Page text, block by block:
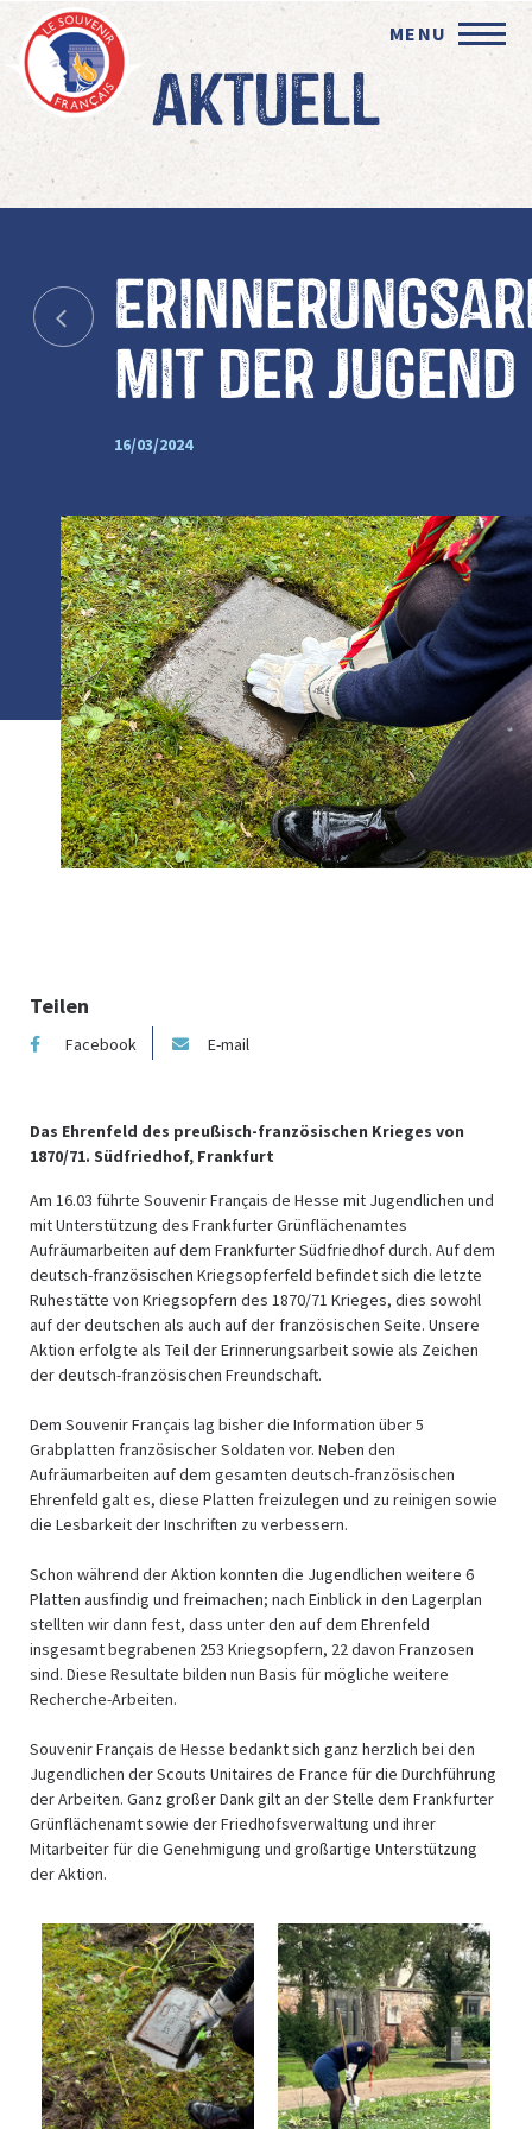
MENU
Aktuell
mit der Jugend
16/03/2024
Teilen
Facebook E-mail
Das Ehrenfeld des preußisch-französischen Krieges von
1870/71. Südfriedhof, Frankfurt
Am 16.03 führte Souvenir Français de Hesse mit Jugendlichen und
mit Unterstützung des Frankfurter Grünflächenamtes
Aufräumarbeiten auf dem Frankfurter Südfriedhof durch. Auf dem
deutsch-französischen Kriegsopferfeld befindet sich die letzte
Ruhestätte von Kriegsopfern des 1870/71 Krieges, dies sowohl
auf der deutschen als auch auf der französischen Seite. Unsere
Aktion erfolgte als Teil der Erinnerungsarbeit sowie als Zeichen
der deutsch-französischen Freundschaft.
Dem Souvenir Français lag bisher die Information über 5
Grabplatten französischer Soldaten vor. Neben den
Aufräumarbeiten auf dem gesamten deutsch-französischen
Ehrenfeld galt es, diese Platten freizulegen und zu reinigen sowie
die Lesbarkeit der Inschriften zu verbessern.
Schon während der Aktion konnten die Jugendlichen weitere 6
Platten ausfindig und freimachen; nach Einblick in den Lagerplan
stellten wir dann fest, dass unter den auf dem Ehrenfeld
insgesamt begrabenen 253 Kriegsopfern, 22 davon Franzosen
sind. Diese Resultate bilden nun Basis für mögliche weitere
Recherche-Arbeiten.
Souvenir Français de Hesse bedankt sich ganz herzlich bei den
Jugendlichen der Scouts Unitaires de France für die Durchführung
der Arbeiten. Ganz großer Dank gilt an der Stelle dem Frankfurter
Grünflächenamt sowie der Friedhofsverwaltung und ihrer
Mitarbeiter für die Genehmigung und großartige Unterstützung
der Aktion.